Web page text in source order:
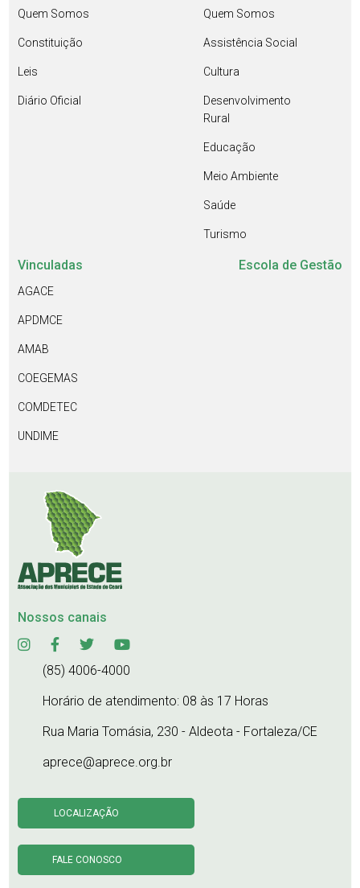
Quem Somos
Constituição
Leis
Diário Oficial
Quem Somos
Assistência Social
Cultura
Desenvolvimento
Rural
Educação
Meio Ambiente
Saúde
Turismo
Vinculadas
AGACE
APDMCE
AMAB
COEGEMAS
COMDETEC
UNDIME
Escola de Gestão
Nossos canais
(85) 4006-4000
Horário de atendimento: 08 às 17 Horas
Rua Maria Tomásia, 230 - Aldeota - Fortaleza/CE
aprece@aprece.org.br
LOCALIZAÇÃO
FALE CONOSCO